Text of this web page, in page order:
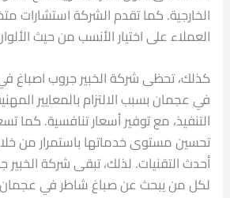
الخارجية. كما تقدم الشركة استشارات
العملاء على اختيار الأنسب من حيث
كذلك، تحظى شركة الخبير جروب اصباغ
في عجمان بسبب الالتزام بالمعايير
التنفيذ، مع توفير أسعار تنافسية. كما
تحسين مستوى خدماتها باستمرار من
أحدث التقنيات. لذلك، تبقى شركة الخبير
لكل من يبحث عن صباغ شاطر في